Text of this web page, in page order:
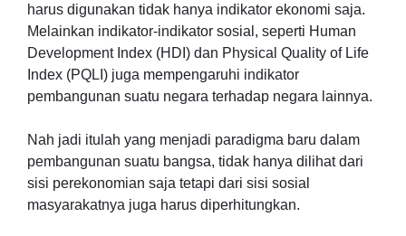
harus digunakan tidak hanya indikator ekonomi saja.
Melainkan indikator-indikator sosial, seperti Human
Development Index (HDI) dan Physical Quality of Life
Index (PQLI) juga mempengaruhi indikator
pembangunan suatu negara terhadap negara lainnya.
Nah jadi itulah yang menjadi paradigma baru dalam
pembangunan suatu bangsa, tidak hanya dilihat dari
sisi perekonomian saja tetapi dari sisi sosial
masyarakatnya juga harus diperhitungkan.